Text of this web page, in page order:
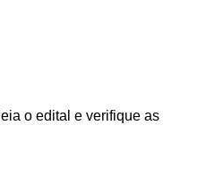
o edital e verifique as